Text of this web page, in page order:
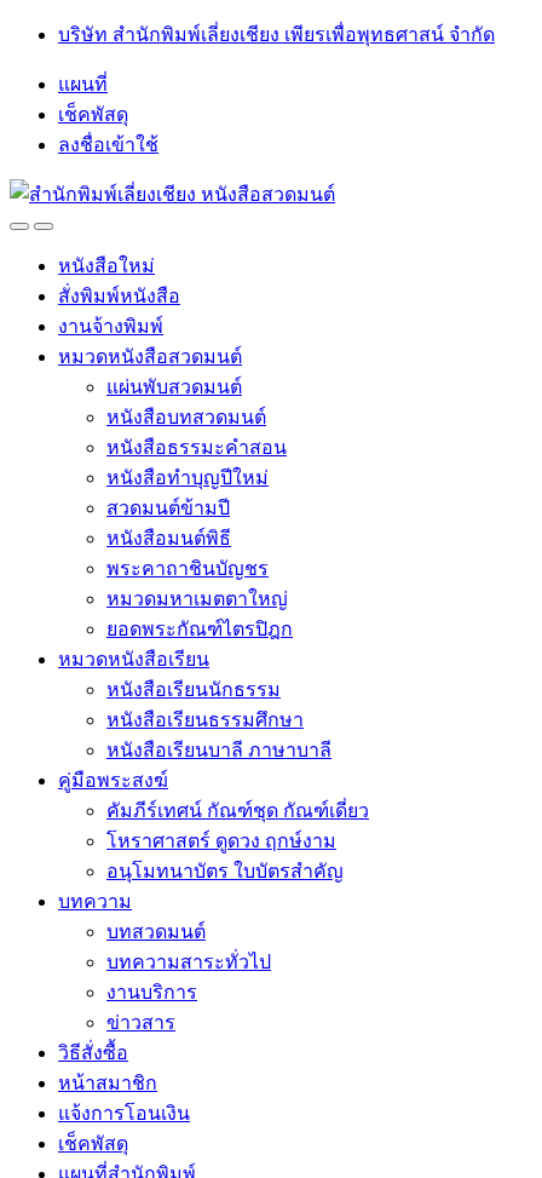
Skip
navigation
Skip
บริษัท สำนักพิมพ์เลี่ยงเชียง เพียรเพื่อพุทธศาสน์ จำกัด
แผนที่
เช็คพัสดุ
ลงชื่อเข้าใช้
OpenClose
หนังสือใหม่
สั่งพิมพ์หนังสือ
งานจ้างพิมพ์
หมวดหนังสือสวดมนต์
แผ่นพับสวดมนต์
หนังสือบทสวดมนต์
หนังสือธรรมะคำสอน
หนังสือทำบุญปีใหม่
สวดมนต์ข้ามปี
หนังสือมนต์พิธี
พระคาถาชินบัญชร
หมวดมหาเมตตาใหญ่
ยอดพระกัณฑ์ไตรปิฎก
หมวดหนังสือเรียน
หนังสือเรียนนักธรรม
หนังสือเรียนธรรมศึกษา
หนังสือเรียนบาลี ภาษาบาลี
คู่มือพระสงฆ์
คัมภีร์เทศน์ กัณฑ์ชุด กัณฑ์เดี่ยว
โหราศาสตร์ ดูดวง ฤกษ์งาม
อนุโมทนาบัตร ใบบัตรสำคัญ
บทความ
บทสวดมนต์
บทความสาระทั่วไป
งานบริการ
ข่าวสาร
วิธีสั่งซื้อ
หน้าสมาชิก
แจ้งการโอนเงิน
เช็คพัสดุ
แผนที่สำนักพิมพ์